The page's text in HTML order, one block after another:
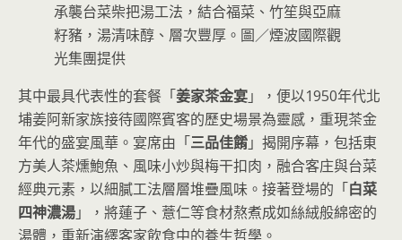
承襲台菜柴把湯工法，結合福菜、竹笙與亞麻
籽豬，湯清味醇、層次豐厚。圖／煙波國際觀
光集團提供
其中最具代表性的套餐「姜家茶金宴」，便以1950年代北
埔姜阿新家族接待國際賓客的歷史場景為靈感，重現茶金
年代的盛宴風華。宴席由「三品佳餚」揭開序幕，包括東
方美人茶燻鮑魚、風味小炒與梅干扣肉，融合客庄與台菜
經典元素，以細膩工法層層堆疊風味。接著登場的「白菜
四神濃湯」，將蓮子、薏仁等食材熬煮成如絲絨般綿密的
湯體，重新演繹客家飲食中的養生哲學。